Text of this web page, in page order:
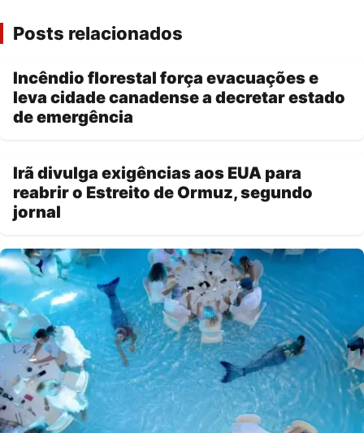
Posts relacionados
Incêndio florestal força evacuações e
leva cidade canadense a decretar estado
de emergência
Irã divulga exigências aos EUA para
reabrir o Estreito de Ormuz, segundo
jornal